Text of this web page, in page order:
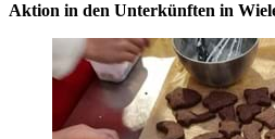
Aktion in den Unterkünften in